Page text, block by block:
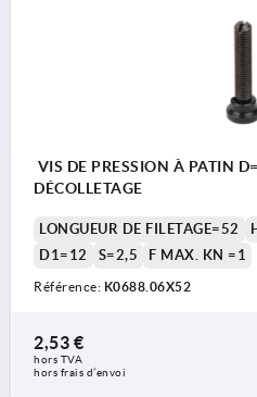
VIS DE PRESSION À PATIN
DÉCOLLETAGE
LONGUEUR DE FILETAGE=52
D1=12
S=2,5 F MAX. KN =1
Référence: K0688.06X52
2,53 €
hors TVA
hors frais d’envoi